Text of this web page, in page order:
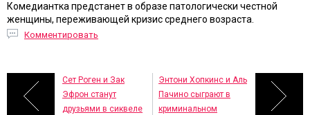
Комедиантка предстанет в образе патологически честной
женщины, переживающей кризис среднего возраста.
Комментировать
Сет Роген и Зак
Эфрон станут
друзьями в сиквеле
Энтони Хопкинс и Аль
Пачино сыграют в
криминальном